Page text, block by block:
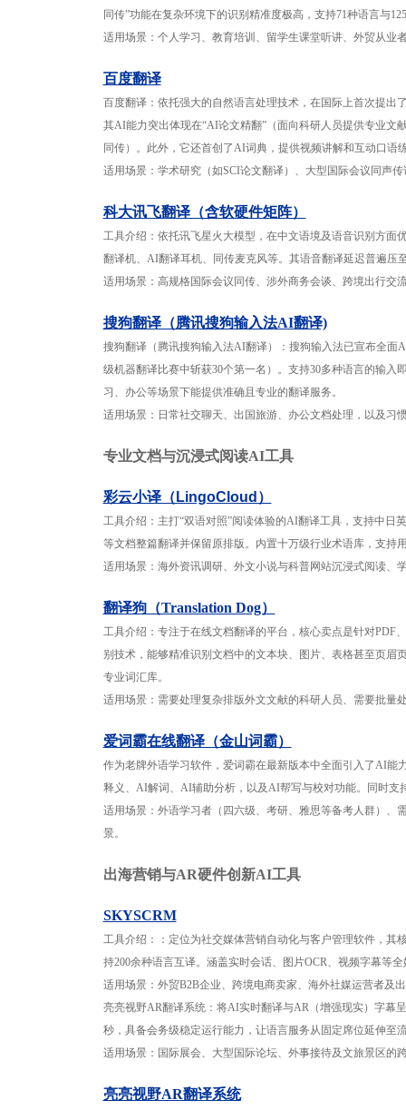
同传”功能在复杂环境下的识别精准度极高，支持71种语言与
适用场景：个人学习、教育培训、留学生课堂听讲、外贸从业
百度翻译
百度翻译：依托强大的自然语言处理技术，在国际上首次提出
其AI能力突出体现在“AI论文精翻”（面向科研人员提供专业文
同传）。此外，它还首创了AI词典，提供视频讲解和互动口语
适用场景：学术研究（如SCI论文翻译）、大型国际会议同声
科大讯飞翻译（含软硬件矩阵）
工具介绍：依托讯飞星火大模型，在中文语境及语音识别方面
翻译机、AI翻译耳机、同传麦克风等。其语音翻译延迟普遍压
适用场景：高规格国际会议同传、涉外商务会谈、跨境出行交
搜狗翻译（腾讯搜狗输入法AI翻译)
搜狗翻译（腾讯搜狗输入法AI翻译）：搜狗输入法已宣布全面
级机器翻译比赛中斩获30个第一名）。支持30多种语言的输
习、办公等场景下能提供准确且专业的翻译服务。
适用场景：日常社交聊天、出国旅游、办公文档处理，以及习
专业文档与沉浸式阅读AI工具
彩云小译（LingoCloud）
工具介绍：主打“双语对照”阅读体验的AI翻译工具，支持中日
等文档整篇翻译并保留原排版。内置十万级行业术语库，支持
适用场景：海外资讯调研、外文小说与科普网站沉浸式阅读、
翻译狗（Translation Dog）
工具介绍：专注于在线文档翻译的平台，核心卖点是针对PDF
别技术，能够精准识别文档中的文本块、图片、表格甚至页
专业词汇库。
适用场景：需要处理复杂排版外文文献的科研人员、需要批量
爱词霸在线翻译（金山词霸）
作为老牌外语学习软件，爱词霸在最新版本中全面引入了AI能
释义、AI解词、AI辅助分析，以及AI帮写与校对功能。同时支
适用场景：外语学习者（四六级、考研、雅思等备考人群）、
景。
出海营销与AR硬件创新AI工具
SKYSCRM
工具介绍：：定位为社交媒体营销自动化与客户管理软件，其
持200余种语言互译。涵盖实时会话、图片OCR、视频字幕等
适用场景：外贸B2B企业、跨境电商卖家、海外社媒运营者及
亮亮视野AR翻译系统：将AI实时翻译与AR（增强现实）字幕
秒，具备会务级稳定运行能力，让语言服务从固定席位延伸至
适用场景：国际展会、大型国际论坛、外事接待及文旅景区的
亮亮视野AR翻译系统